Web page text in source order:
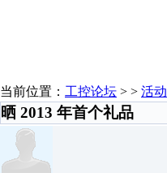
当前位置： 工控论坛 > > 活动
晒 2013 年首个礼品